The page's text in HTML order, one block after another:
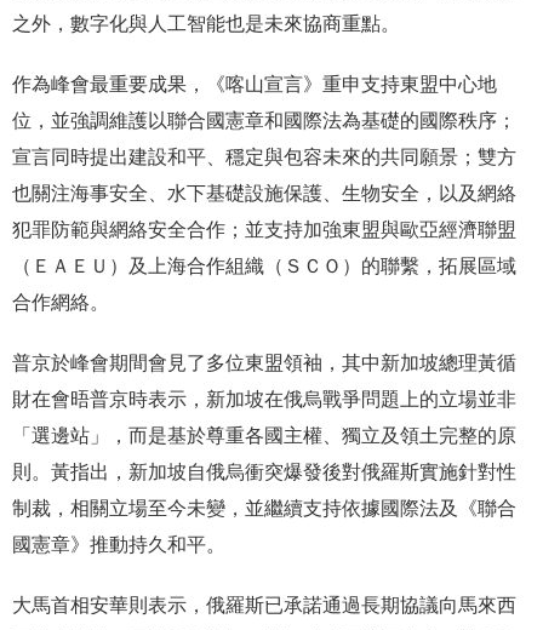
之外，數字化與人工智能也是未來協商重點。
作為峰會最重要成果，《喀山宣言》重申支持東盟中心地
位，並強調維護以聯合國憲章和國際法為基礎的國際秩序；
宣言同時提出建設和平、穩定與包容未來的共同願景；雙方
也關注海事安全、水下基礎設施保護、生物安全，以及網絡
犯罪防範與網絡安全合作；並支持加強東盟與歐亞經濟聯盟
（ＥＡＥＵ）及上海合作組織（ＳＣＯ）的聯繫，拓展區域
合作網絡。
普京於峰會期間會見了多位東盟領袖，其中新加坡總理黃循
財在會晤普京時表示，新加坡在俄烏戰爭問題上的立場並非
「選邊站」，而是基於尊重各國主權、獨立及領土完整的原
則。黃指出，新加坡自俄烏衝突爆發後對俄羅斯實施針對性
制裁，相關立場至今未變，並繼續支持依據國際法及《聯合
國憲章》推動持久和平。
大馬首相安華則表示，俄羅斯已承諾通過長期協議向馬來西